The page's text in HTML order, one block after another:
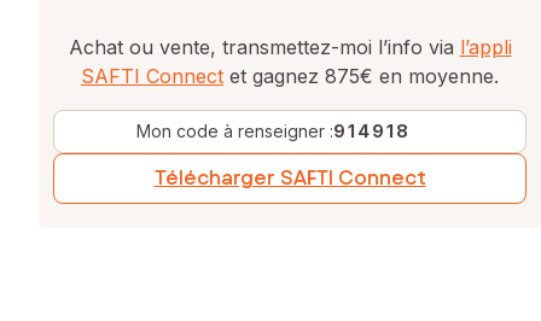
Achat ou vente, transmettez-moi l’info via l’appli
SAFTI Connect et gagnez 875€ en moyenne.
Mon code à renseigner :914918
Télécharger SAFTI Connect